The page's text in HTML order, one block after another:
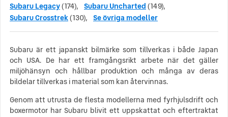
Subaru Legacy(174), Subaru Uncharted (149),
Subaru Crosstrek(130), Se övriga modeller
Subaru är ett japanskt bilmärke som tillverkas i både Japan
och USA. De har ett framgångsrikt arbete när det gäller
miljöhänsyn och hållbar produktion och många av deras
bildelar tillverkas i material som kan återvinnas.
Genom att utrusta de flesta modellerna med fyrhjulsdrift och
boxermotor har Subaru blivit ett uppskattat och eftertraktat